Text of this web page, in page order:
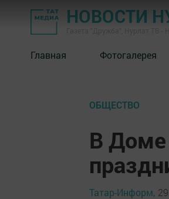
НОВОСТИ
Главная Фотогалерея
ОБЩЕСТВО
В
Татар-Информ,